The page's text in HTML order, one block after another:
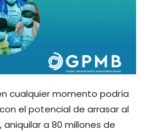
cualquier momento podría
el potencial de arrasar al
a 80 millones de